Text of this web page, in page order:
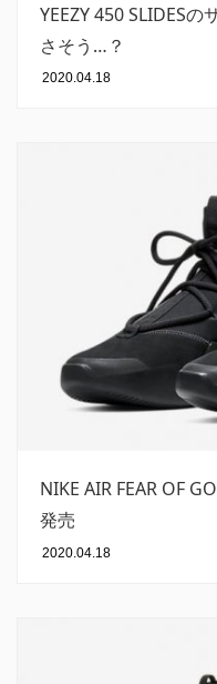
YEEZY 450 SLIDES
さそう…？
2020.04.18
NIKE AIR FEAR OF
発売
2020.04.18